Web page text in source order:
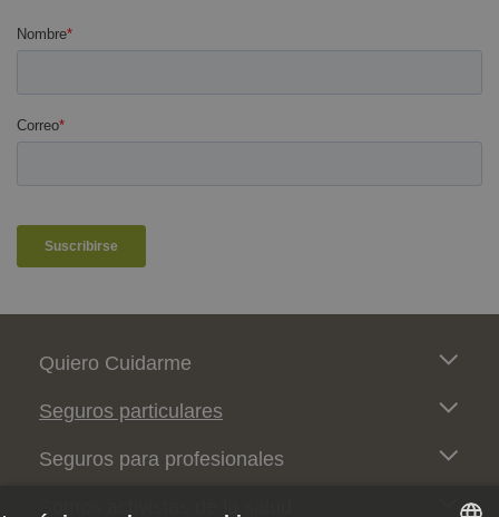
Pie de página
Quiero Cuidarme
Seguros particulares
Seguros para profesionales